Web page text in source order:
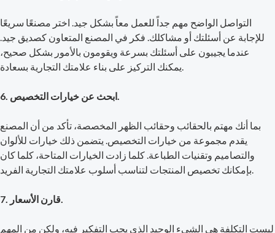
التواصل الواضح مهم جداً للعمل معاً بشكل جيد. اختر مصنعًا سريعًا
للإجابة عن أسئلتك أو مشاكلك. فكر في المصنع المتعاون كصديق جيد.
عندما يجيبون على أسئلتك بسرعة ويقومون بالأمور بشكل صحيح،
يمكنك التركيز على بناء علامتك التجارية بسعادة.
6. ابحث عن خيارات التخصيص.
بما أنك مهتم بالحقائب وحقائب الظهر المخصصة، تأكد من أن المصنع
يقدم مجموعة من خيارات التخصيص. يتضمن ذلك خيارات للألوان
والتصاميم وتقنيات الطباعة. كلما زادت الخيارات المتاحة، كلما كان
بإمكانك تخصيص المنتجات لتناسب أسلوب علامتك التجارية الفريد.
7. قارن الأسعار.
ليست التكلفة هي الشيء الوحيد الذي يجب التفكير فيه، ولكن من المهم